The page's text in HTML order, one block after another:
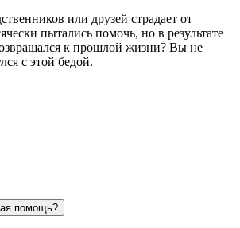
или друзей страдает от
пытались помочь, но в результате
к прошлой жизни? Вы не
с этой бедой.
помощь?